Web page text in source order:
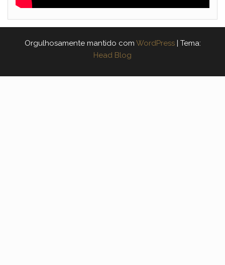
Orgulhosamente mantido com WordPress | Tema:
Head Blog